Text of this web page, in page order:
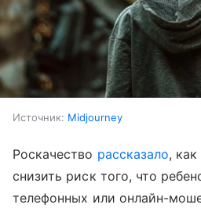
Источник: Midjourney
Роскачество рассказало,
снизить риск того, что
телефонных или онлайн-